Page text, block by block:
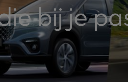
bij je